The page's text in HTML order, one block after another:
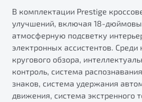
В комплектации Prestige
улучшений, включая 18-
атмосферную подсветку
электронных ассистентов. Среди
кругового обзора,
контроль, система
знаков, система удержания
движения, система экстренного